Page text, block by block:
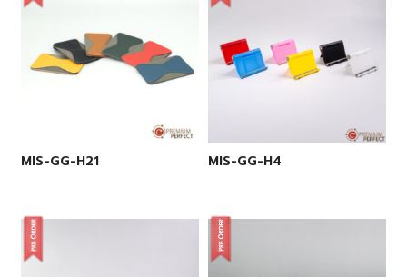
MIS-GG-H21 MIS-GG-H4